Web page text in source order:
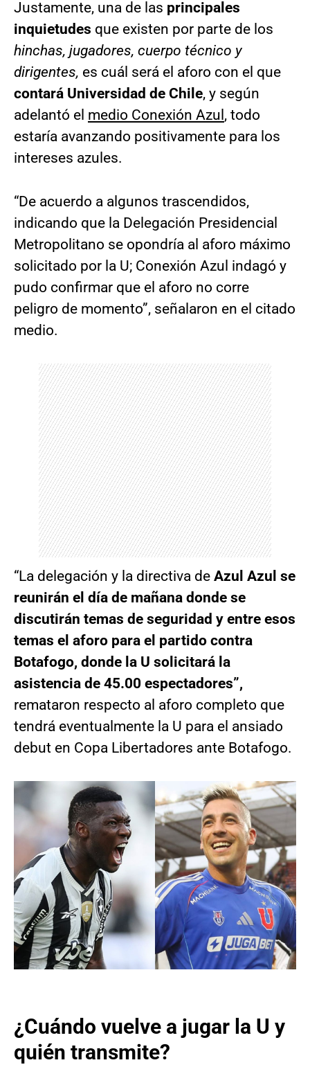
Justamente, una de las principales
inquietudes que existen por parte de los
hinchas, jugadores, cuerpo técnico y
dirigentes, es cuál será el aforo con el que
contará Universidad de Chile, y según
adelantó el medio Conexión Azul , todo
estaría avanzando positivamente para los
intereses azules.
“De acuerdo a algunos trascendidos,
indicando que la Delegación Presidencial
Metropolitano se opondría al aforo máximo
solicitado por la U; Conexión Azul indagó y
pudo confirmar que el aforo no corre
peligro de momento”, señalaron en el citado
medio.
“La delegación y la directiva de Azul Azul se
reunirán el día de mañana donde se
discutirán temas de seguridad y entre esos
temas el aforo para el partido contra
Botafogo, donde la U solicitará la
asistencia de 45.00 espectadores”,
remataron respecto al aforo completo que
tendrá eventualmente la U para el ansiado
debut en Copa Libertadores ante Botafogo.
¿Cuándo vuelve a jugar la U y
quién transmite?